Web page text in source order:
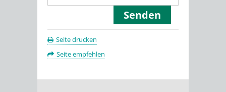
Seite drucken
Seite empfehlen